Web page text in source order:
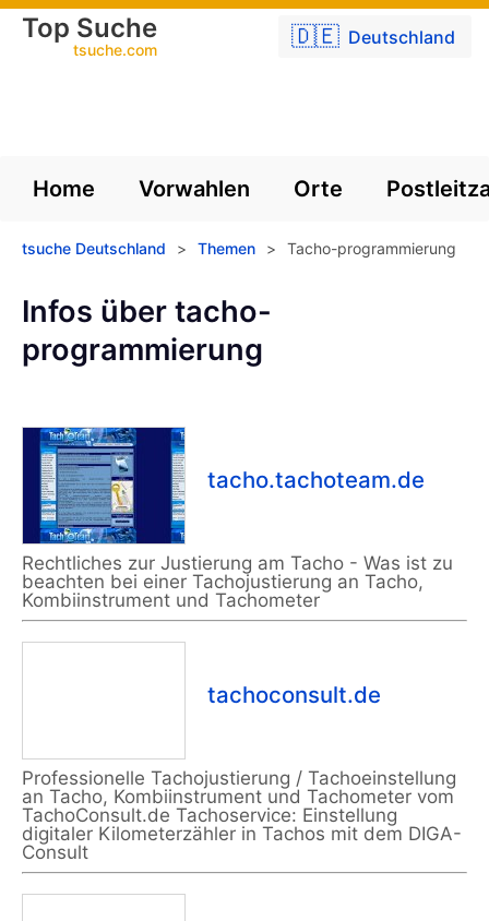
🇩🇪 Deutschland
Top Suche
tsuche.com
Home Vorwahlen Orte
tsuche Deutschland > Themen > Tacho-programmierung
Infos über tacho-
programmierung
tacho.tachoteam.de
Rechtliches zur Justierung am Tacho - Was ist zu
beachten bei einer Tachojustierung an Tacho,
Kombiinstrument und Tachometer
tachoconsult.de
Professionelle Tachojustierung / Tachoeinstellung
an Tacho, Kombiinstrument und Tachometer vom
TachoConsult.de Tachoservice: Einstellung
digitaler Kilometerzähler in Tachos mit dem DIGA-
Consult